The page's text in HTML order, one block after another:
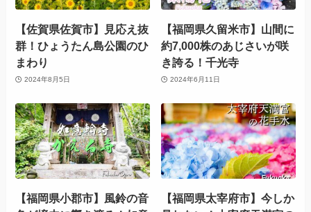
【佐賀県佐賀市】見応え抜
群！ひょうたん島公園のひ
まわり
2024年8月5日
【福岡県久留米市】山間に
約7,000株のあじさいが咲
き誇る！千光寺
2024年6月11日
【福岡県小郡市】風鈴の音
【福岡県太宰府市】今しか